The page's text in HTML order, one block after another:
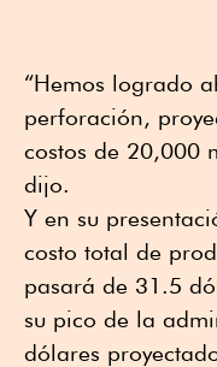
“Hemos logrado
perforación,
costos de 20,000
dijo.
Y en su
costo total de
pasará de 31.5
su pico de la
dólares